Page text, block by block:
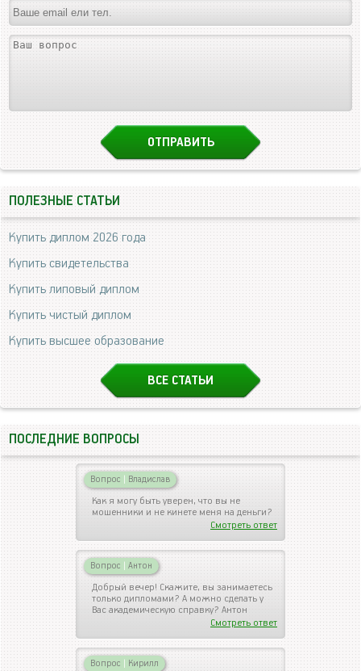
ПОЛЕЗНЫЕ СТАТЬИ
Купить диплом 2026 года
Купить свидетельства
Купить липовый диплом
Купить чистый диплом
Купить высшее образование
ВСЕ СТАТЬИ
ПОСЛЕДНИЕ ВОПРОСЫ
Вопрос | Владислав
Как я могу быть уверен, что вы не
мошенники и не кинете меня на деньги?
Смотреть ответ
Вопрос | Антон
Добрый вечер! Скажите, вы занимаетесь
только дипломами? А можно сделать у
Вас академическую справку? Антон
Смотреть ответ
Вопрос | Кирилл